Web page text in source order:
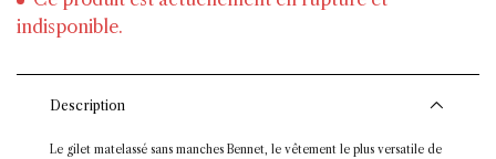
indisponible.
Description
Le gilet matelassé sans manches Bennet, le vêtement le plus versatile de